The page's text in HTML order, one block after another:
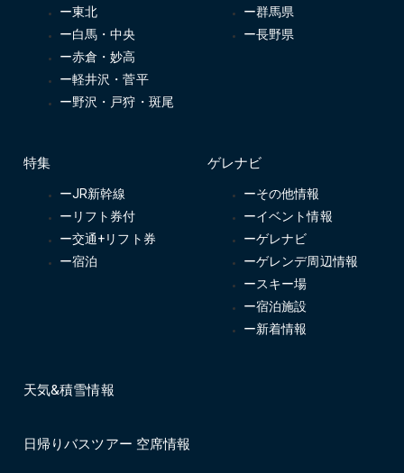
ー東北
ー白馬・中央
ー赤倉・妙高
ー軽井沢・菅平
ー野沢・戸狩・斑尾
ー群馬県
ー長野県
特集
ーJR新幹線
ーリフト券付
ー交通+リフト券
ー宿泊
ゲレナビ
ーその他情報
ーイベント情報
ーゲレナビ
ーゲレンデ周辺情報
ースキー場
ー宿泊施設
ー新着情報
天気&積雪情報
日帰りバスツアー 空席情報